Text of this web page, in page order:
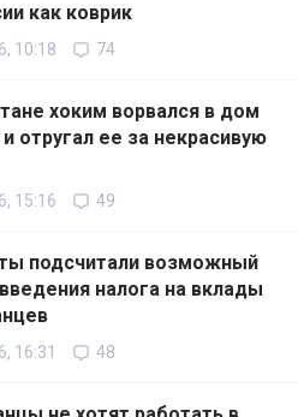
как коврик
10:18 74
хоким ворвался в дом
отругал ее за некрасивую
15:16 49
подсчитали возможный
налога на вклады
16:31 48